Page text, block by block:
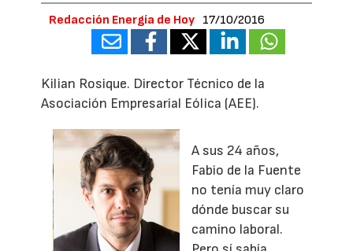
Redacción Energía de Hoy 17/10/2016
Kilian Rosique. Director Técnico de la
Asociación Empresarial Eólica (AEE).
A sus 24 años,
Fabio de la Fuente
no tenía muy claro
dónde buscar su
camino laboral.